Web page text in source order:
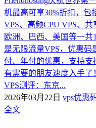
机最高可享30%折扣，包
VPS、高频CPU VPS、
欧洲、巴西、美国等一
是无限流量VPS，优惠
付、年付的优惠，支持支
有需要的朋友速度入手了
VPS测评：东京...
2026年03月22日 vps优惠
全文